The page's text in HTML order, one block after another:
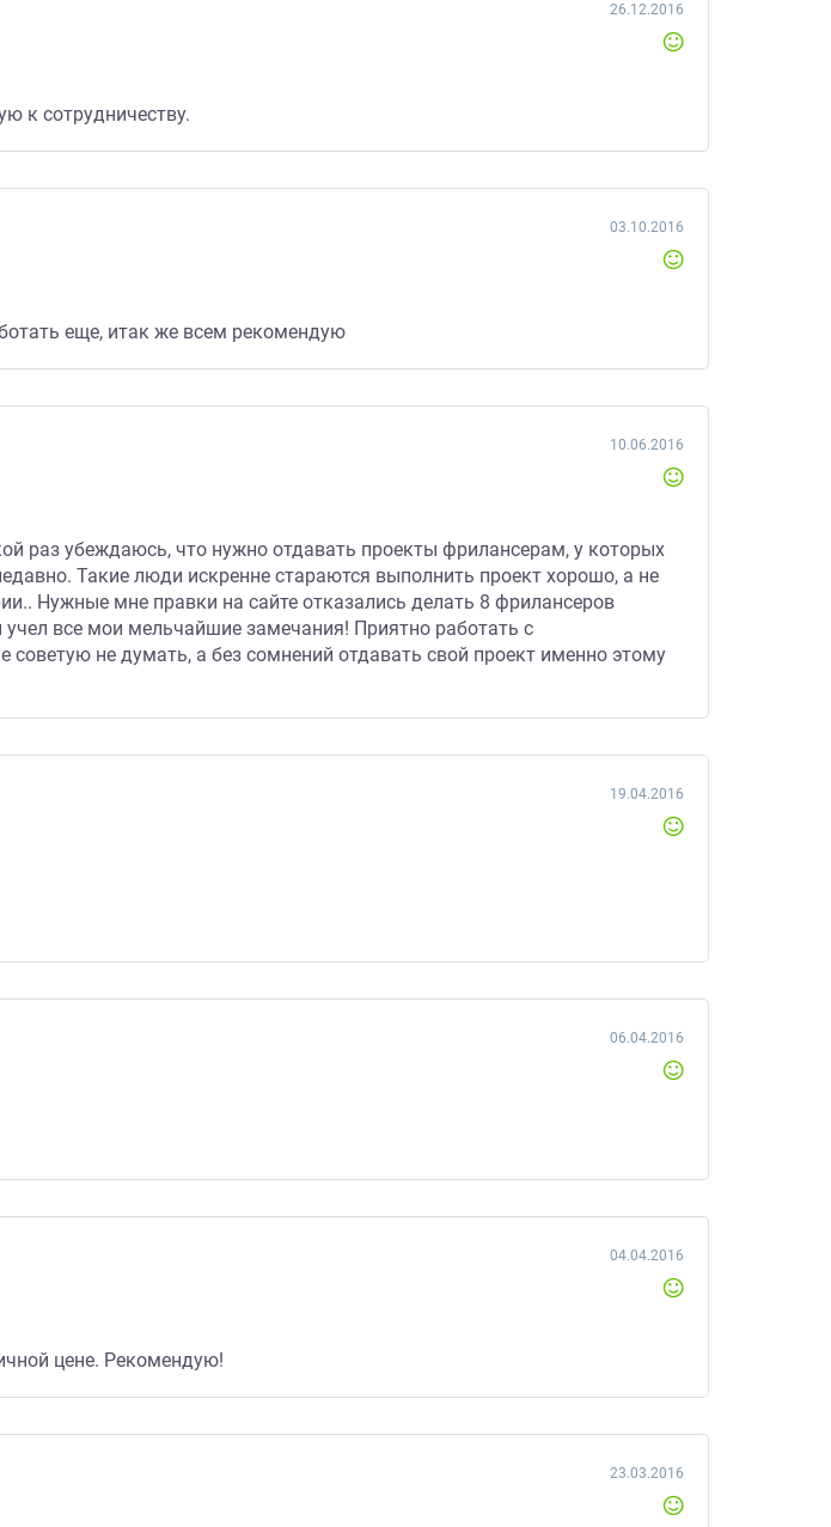
26.12.2016
к сотрудничеству.
03.10.2016
еще, итак же всем рекомендую
10.06.2016
раз убеждаюсь, что нужно отдавать проекты фрилансерам, у которых
Такие люди искренне стараются выполнить проект хорошо, а не
Нужные мне правки на сайте отказались делать 8 фрилансеров
все мои мельчайшие замечания! Приятно работать с
не думать, а без сомнений отдавать свой проект именно этому
19.04.2016
06.04.2016
04.04.2016
цене. Рекомендую!
23.03.2016